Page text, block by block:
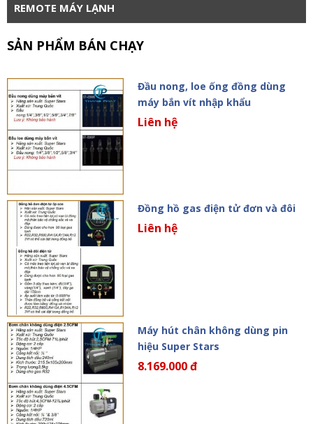
REMOTE MÁY LẠNH
SẢN PHẨM BÁN CHẠY
Đầu nong, loe ống đồng dùng
máy bắn vít nhập khẩu
Liên hệ
Đồng hồ gas điện tử đơn và đôi
Liên hệ
Máy hút chân không dùng pin
hiệu Super Stars
8.169.000 đ